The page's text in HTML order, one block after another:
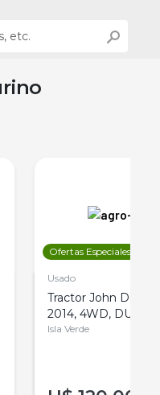
Ofertas Especiales
Usado
Tractor John Deere
2014, 4WD, DUAL
Isla Verde